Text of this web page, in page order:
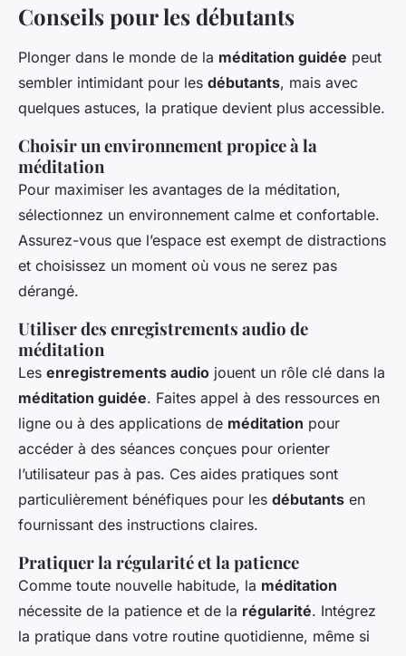
Conseils pour les débutants
Plonger dans le monde de la méditation guidée peut
sembler intimidant pour les débutants, mais avec
quelques astuces, la pratique devient plus accessible.
Choisir un environnement propice à la
méditation
Pour maximiser les avantages de la méditation,
sélectionnez un environnement calme et confortable.
Assurez-vous que l’espace est exempt de distractions
et choisissez un moment où vous ne serez pas
dérangé.
Utiliser des enregistrements audio de
méditation
Les enregistrements audio jouent un rôle clé dans la
méditation guidée. Faites appel à des ressources en
ligne ou à des applications de méditation pour
accéder à des séances conçues pour orienter
l’utilisateur pas à pas. Ces aides pratiques sont
particulièrement bénéfiques pour les débutants en
fournissant des instructions claires.
Pratiquer la régularité et la patience
Comme toute nouvelle habitude, la méditation
nécessite de la patience et de la régularité. Intégrez
la pratique dans votre routine quotidienne, même si